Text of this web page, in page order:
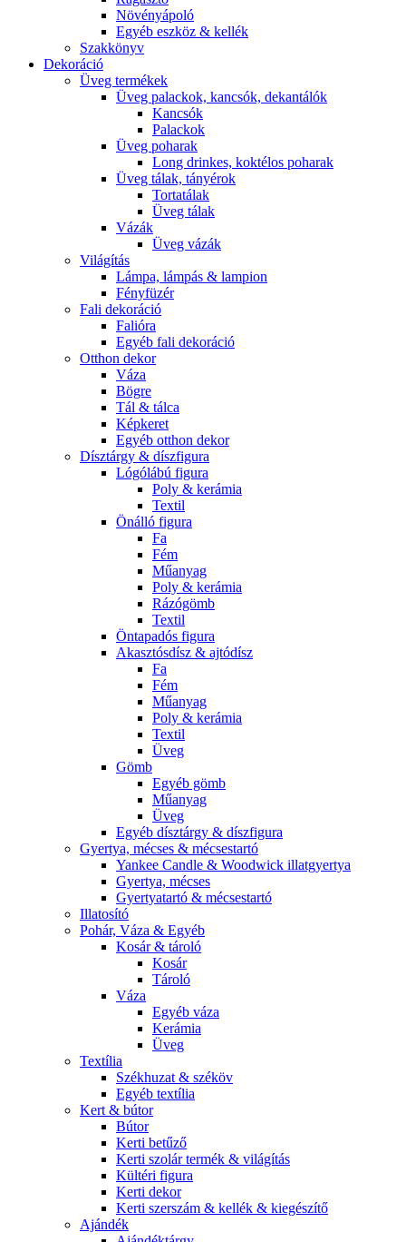
Növényápoló
Egyéb eszköz & kellék
Szakkönyv
Dekoráció
Üveg termékek
Üveg palackok, kancsók, dekantálók
Kancsók
Palackok
Üveg poharak
Long drinkes, koktélos poharak
Üveg tálak, tányérok
Tortatálak
Üveg tálak
Vázák
Üveg vázák
Világítás
Lámpa, lámpás & lampion
Fényfüzér
Fali dekoráció
Falióra
Egyéb fali dekoráció
Otthon dekor
Váza
Bögre
Tál & tálca
Képkeret
Egyéb otthon dekor
Dísztárgy & díszfigura
Lógólábú figura
Poly & kerámia
Textil
Önálló figura
Fa
Fém
Műanyag
Poly & kerámia
Rázógömb
Textil
Öntapadós figura
Akasztósdísz & ajtódísz
Fa
Fém
Műanyag
Poly & kerámia
Textil
Üveg
Gömb
Egyéb gömb
Műanyag
Üveg
Egyéb dísztárgy & díszfigura
Gyertya, mécses & mécsestartó
Yankee Candle & Woodwick illatgyertya
Gyertya, mécses
Gyertyatartó & mécsestartó
Illatosító
Pohár, Váza & Egyéb
Kosár & tároló
Kosár
Tároló
Váza
Egyéb váza
Kerámia
Üveg
Textília
Székhuzat & széköv
Egyéb textília
Kert & bútor
Bútor
Kerti betűző
Kerti szolár termék & világítás
Kültéri figura
Kerti dekor
Kerti szerszám & kellék & kiegészítő
Ajándék